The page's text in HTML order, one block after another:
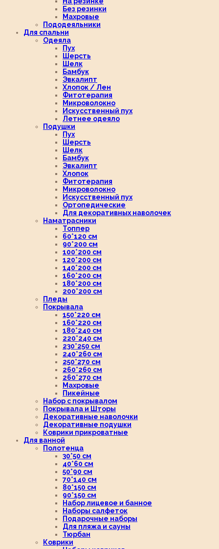
Без резинки
Махровые
Пододеяльники
Для спальни
Одеяла
Пух
Шерсть
Шелк
Бамбук
Эвкалипт
Хлопок / Лен
Фитотерапия
Микроволокно
Искусственный пух
Летнее одеяло
Подушки
Пух
Шерсть
Шелк
Бамбук
Эвкалипт
Хлопок
Фитотерапия
Микроволокно
Искусственный пух
Ортопедические
Для декоративных наволочек
Наматрасники
Топпер
60*120 см
90*200 см
100*200 см
120*200 см
140*200 см
160*200 см
180*200 см
200*200 см
Пледы
Покрывала
150*220 см
160*220 см
180*240 см
220*240 см
230*250 см
240*260 см
250*270 см
260*260 см
260*270 см
Махровые
Пикейные
Набор с покрывалом
Покрывала и Шторы
Декоративные наволочки
Декоративные подушки
Коврики прикроватные
Для ванной
Полотенца
30*50 см
40*60 см
50*90 см
70*140 см
80*150 см
90*150 см
Набор лицевое и банное
Наборы салфеток
Подарочные наборы
Для пляжа и сауны
Тюрбан
Коврики